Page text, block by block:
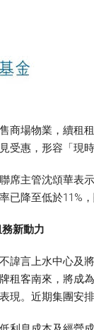
商場物業，續租
受惠，形容「現時
席主管沈頌華表
已降至低於11%
新動力
諱言上水中心及
租客南來，將成
現。近期集團安